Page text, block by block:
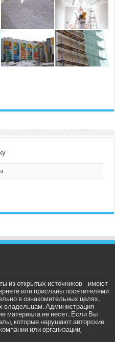
из открытых источников - имеют
или присланы посетителями
в ознакомительных целях.
владельцам. Администрация
материала не несет. Если Вы
которые нарушают авторские
или организации,